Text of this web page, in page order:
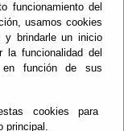
funcionamiento del
usamos cookies
y brindarle un inicio
la funcionalidad del
en función de sus
cookies para
principal.
Prima'